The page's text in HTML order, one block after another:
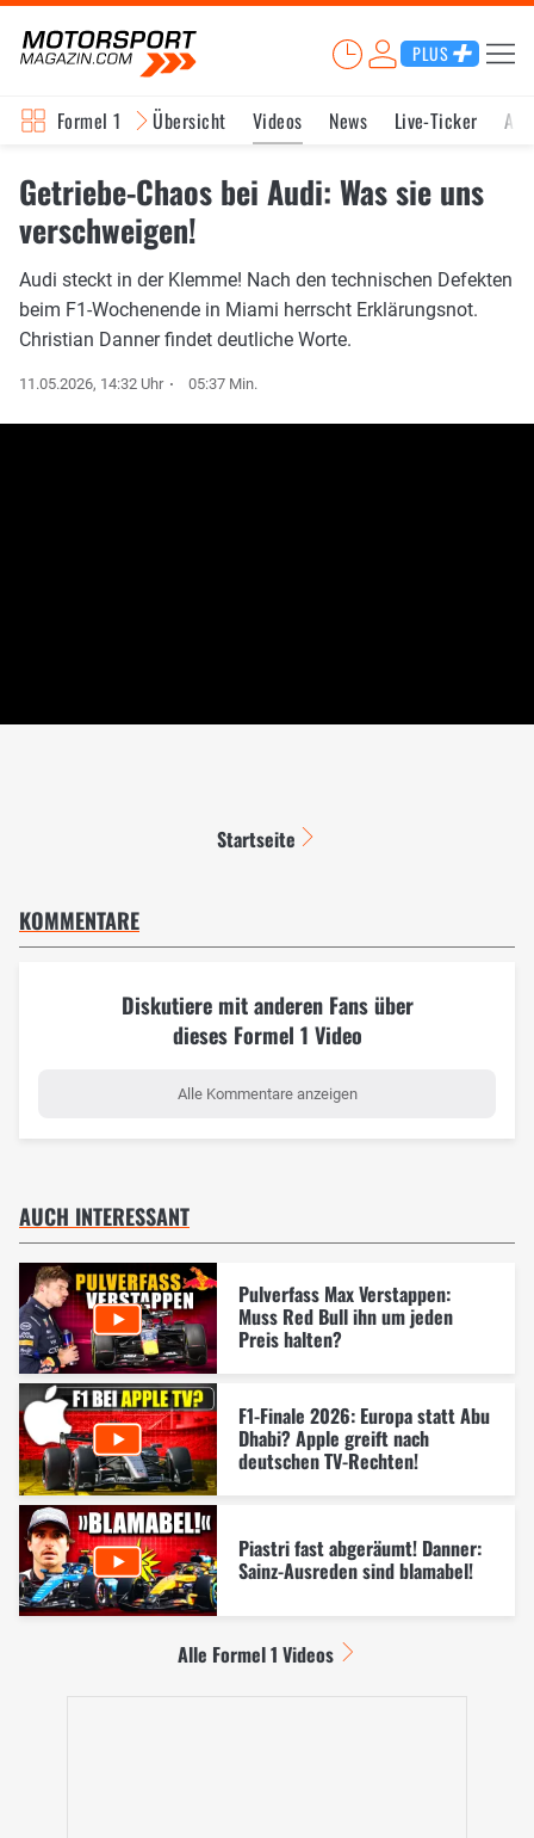
PLUS
Formel 1 Übersicht Videos News Live-Ticker
Getriebe-Chaos bei Audi: Was sie uns
verschweigen!
Audi steckt in der Klemme! Nach den technischen Defekten
beim F1-Wochenende in Miami herrscht Erklärungsnot.
Christian Danner findet deutliche Worte.
11.05.2026, 14:32 Uhr 05:37 Min.
Startseite
KOMMENTARE
Diskutiere mit anderen Fans über
dieses Formel 1 Video
Alle Kommentare anzeigen
AUCH INTERESSANT
Pulverfass Max Verstappen:
Muss Red Bull ihn um jeden
Preis halten?
F1-Finale 2026: Europa statt Abu
Dhabi? Apple greift nach
deutschen TV-Rechten!
Piastri fast abgeräumt! Danner:
Sainz-Ausreden sind blamabel!
Alle Formel 1 Videos